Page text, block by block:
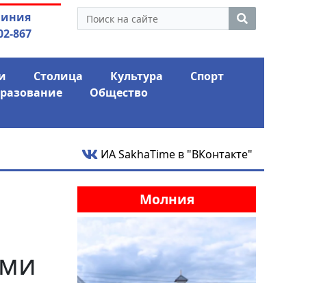
гордумы стал основным
гостиницы «Лена»
03.08.2026
867
Столица Культура
Спорт
Общество
ИА SakhaTime в "ВКонтакте"
Молния